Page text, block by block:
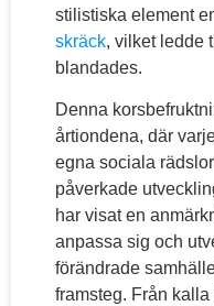
stilistiska element
skräck, vilket ledde
blandades.
Denna
årtiondena, där
egna sociala
påverkade
har visat en
anpassa sig och
förändrade
framsteg. Från